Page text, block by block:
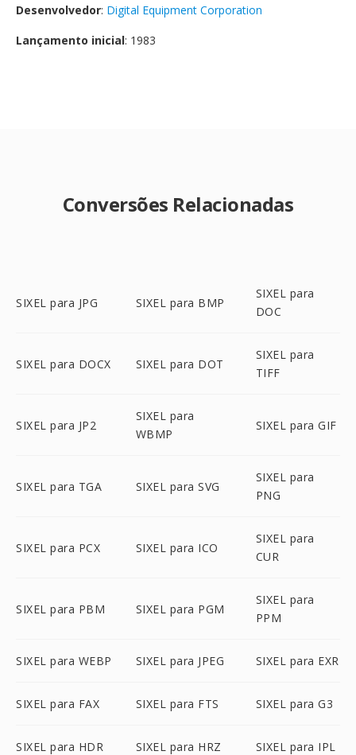
Desenvolvedor: Digital Equipment Corporation
Lançamento inicial: 1983
Conversões Relacionadas
SIXEL para JPG SIXEL para BMP
SIXEL para
DOC
SIXEL para DOCX SIXEL para DOT
SIXEL para
TIFF
SIXEL para JP2
SIXEL para
WBMP
SIXEL para GIF
SIXEL para TGA SIXEL para SVG
SIXEL para
PNG
SIXEL para PCX SIXEL para ICO
SIXEL para
CUR
SIXEL para PBM SIXEL para PGM
SIXEL para
PPM
SIXEL para WEBP SIXEL para JPEG SIXEL para EXR
SIXEL para FAX SIXEL para FTS SIXEL para G3
SIXEL para HDR SIXEL para HRZ SIXEL para IPL